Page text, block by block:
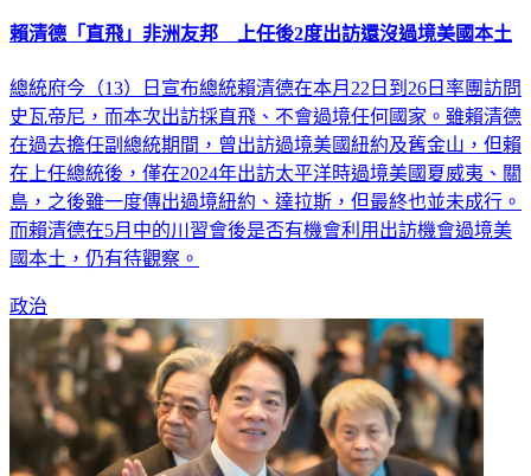
賴清德「直飛」非洲友邦 上任後2度出訪還沒過境美國本土
總統府今（13）日宣布總統賴清德在本月22日到26日率團訪問
史瓦帝尼，而本次出訪採直飛、不會過境任何國家。雖賴清德
在過去擔任副總統期間，曾出訪過境美國紐約及舊金山，但賴
在上任總統後，僅在2024年出訪太平洋時過境美國夏威夷、關
島，之後雖一度傳出過境紐約、達拉斯，但最終也並未成行。
而賴清德在5月中的川習會後是否有機會利用出訪機會過境美
國本土，仍有待觀察。
政治